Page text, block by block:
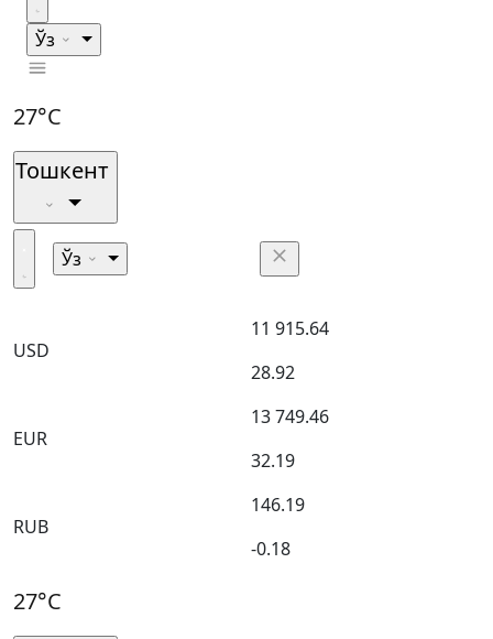
Ўз
27°C
Тошкент
Ўз
USD
11 915.64
28.92
EUR
13 749.46
32.19
RUB
146.19
-0.18
27°C